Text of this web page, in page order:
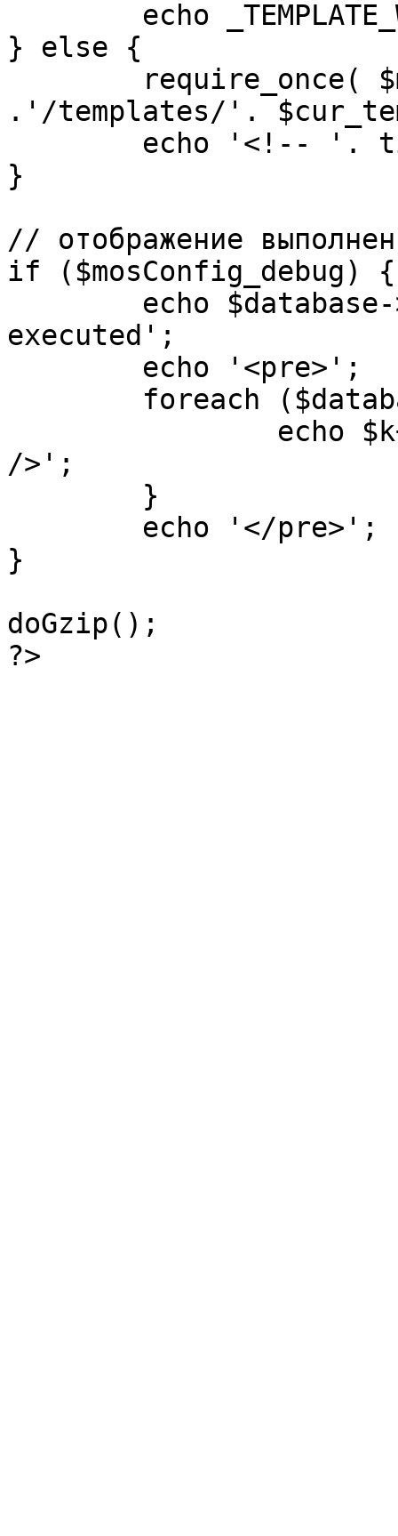
} else {
.'/templates/'.
}
// отображение
if ($mosConfig_debug) {
executed';
/>';
}
doGzip();
?>